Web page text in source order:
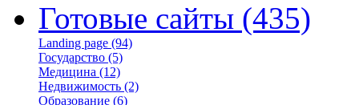
Готовые сайты (435)
Landing page (94)
Государство (5)
Медицина (12)
Недвижимость (2)
Образование (6)